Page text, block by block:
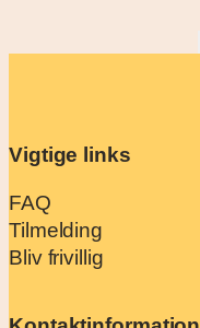
Vigtige links
FAQ
Tilmelding
Bliv frivillig